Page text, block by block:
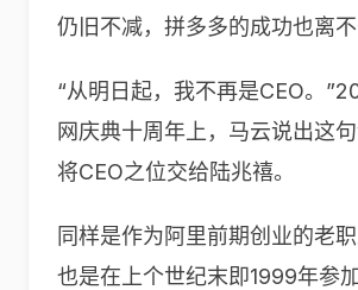
仍旧不减，拼多多的成功也离不
“从明日起，我不再是CEO。
网庆典十周年上，马云说出这
将CEO之位交给陆兆禧。
同样是作为阿里前期创业的老
也是在上个世纪末即1999年参